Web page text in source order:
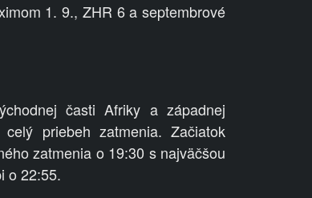
1. 9., ZHR 6 a septembrové
časti Afriky a západnej
priebeh zatmenia. Začiatok
zatmenia o 19:30 s najväčšou
o 22:55.